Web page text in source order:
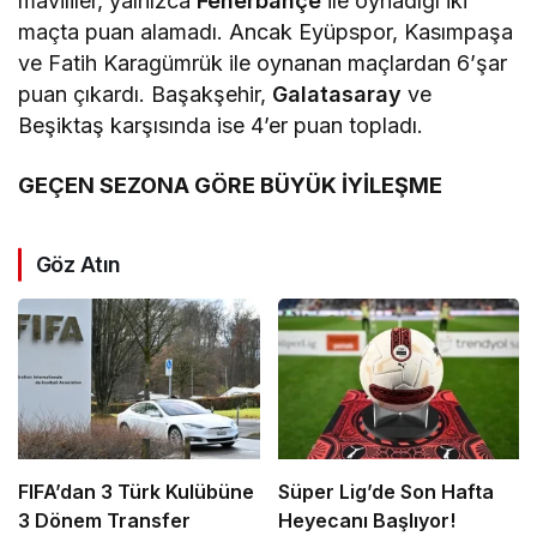
maçta puan alamadı. Ancak Eyüpspor, Kasımpaşa
ve Fatih Karagümrük ile oynanan maçlardan 6’şar
puan çıkardı. Başakşehir, Galatasaray ve
Beşiktaş karşısında ise 4’er puan topladı.
GEÇEN SEZONA GÖRE BÜYÜK İYİLEŞME
Göz Atın
FIFA’dan 3 Türk Kulübüne
3 Dönem Transfer
Süper Lig’de Son Hafta
Heyecanı Başlıyor!